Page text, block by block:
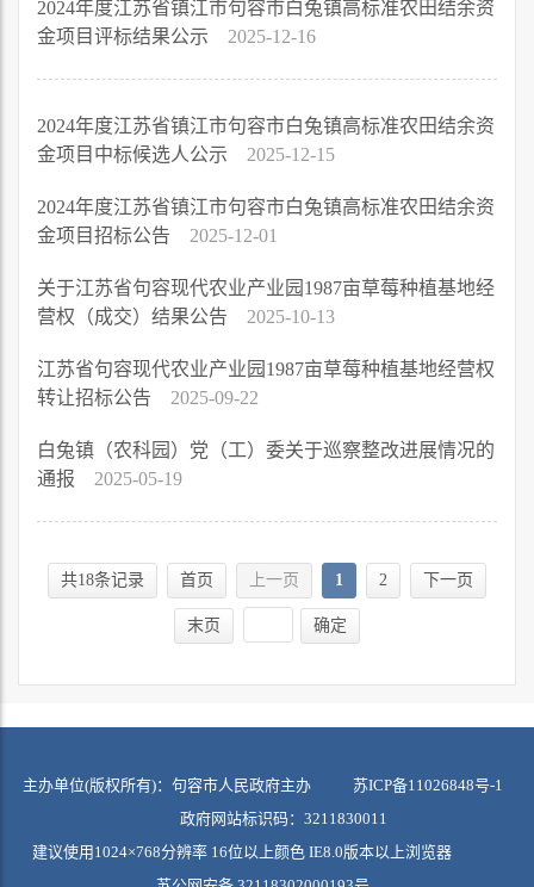
2024年度江苏省镇江市句容市白兔镇高标准农田结余资
金项目评标结果公示
2025-12-16
2024年度江苏省镇江市句容市白兔镇高标准农田结余资
金项目中标候选人公示
2025-12-15
2024年度江苏省镇江市句容市白兔镇高标准农田结余资
金项目招标公告
2025-12-01
关于江苏省句容现代农业产业园1987亩草莓种植基地经
营权（成交）结果公告
2025-10-13
江苏省句容现代农业产业园1987亩草莓种植基地经营权
转让招标公告
2025-09-22
白兔镇（农科园）党（工）委关于巡察整改进展情况的
通报
2025-05-19
共18条记录 首页 上一页 1 2 下一页
末页 确定
主办单位(版权所有)：句容市人民政府主办 苏ICP备11026848号-1
政府网站标识码：3211830011
建议使用1024×768分辨率 16位以上颜色 IE8.0版本以上浏览器